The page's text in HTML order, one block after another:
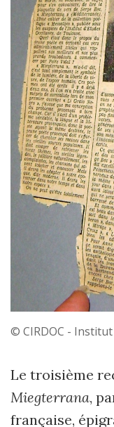
© CIRDOC -
Le troisième
Miegterrana,
française,